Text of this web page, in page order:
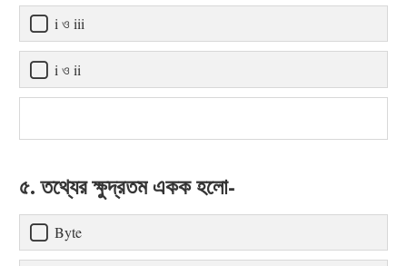
i ও iii
i ও ii
৫. তথ্যের ক্ষুদ্রতম একক হলো-
Byte